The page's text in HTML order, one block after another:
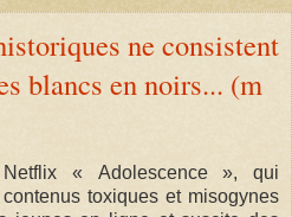
ne consistent
blancs en noirs... (m
« Adolescence », qui
toxiques et misogynes